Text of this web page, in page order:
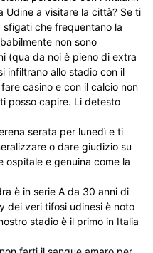
Udine a visitare la città? Se ti
sfigati che frequentano la
non sono
(qua da noi è pieno di extra
infiltrano allo stadio con il
casino e con il calcio non
posso capire. Li detesto
serata per lunedì e ti
o dare giudizio su
ospitale e genuina come la
è in serie A da 30 anni di
dei veri tifosi udinesi è noto
stadio è il primo in Italia